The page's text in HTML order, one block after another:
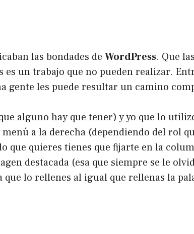
las bondades de WordPress. Que
un trabajo que no pueden realizar.
gente les puede resultar un camino
alguno hay que tener) y yo que lo
a la derecha (dependiendo del rol
que quieres tienes que fijarte en la
destacada (esa que siempre se le
lo rellenes al igual que rellenas la